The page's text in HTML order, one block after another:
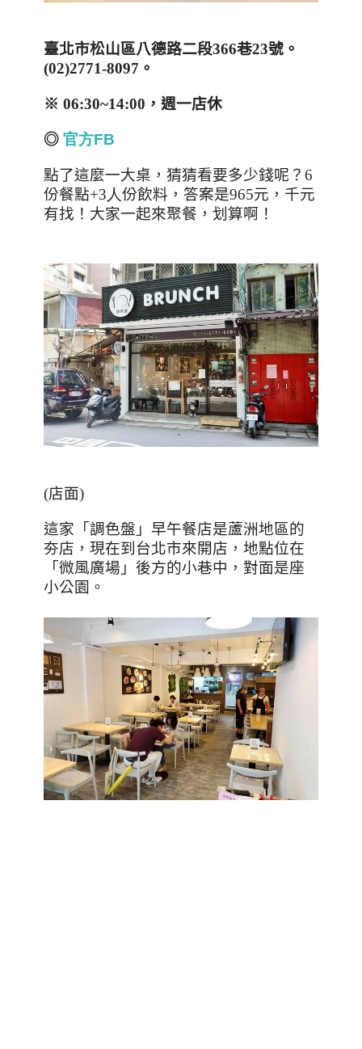
臺北市松山區八德路二段366巷23號。
(02)2771-8097 。
※ 06:30~14:00 ，週一店休
◎ 官方FB
點了這麼一大桌，猜猜看要多少錢呢？ 6
份餐點+3人份飲料，答案是965元，千元
有找！大家一起來聚餐，划算啊！
(店面)
這家「調色盤」早午餐店是蘆洲地區的
夯店，現在到台北市來開店，地點位在
「微風廣場」後方的小巷中，對面是座
小公園。